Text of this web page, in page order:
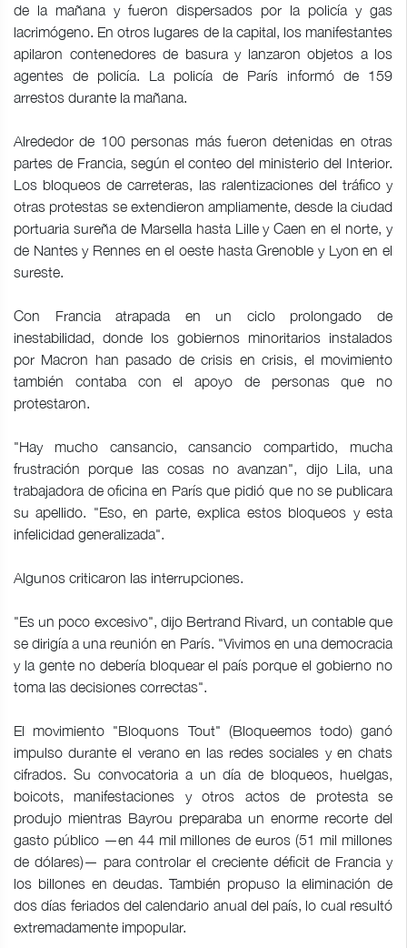
de la mañana y fueron dispersados por la policía y gas
lacrimógeno. En otros lugares de la capital, los manifestantes
apilaron contenedores de basura y lanzaron objetos a los
agentes de policía. La policía de París informó de 159
arrestos durante la mañana.
Alrededor de 100 personas más fueron detenidas en otras
partes de Francia, según el conteo del ministerio del Interior.
Los bloqueos de carreteras, las ralentizaciones del tráfico y
otras protestas se extendieron ampliamente, desde la ciudad
portuaria sureña de Marsella hasta Lille y Caen en el norte, y
de Nantes y Rennes en el oeste hasta Grenoble y Lyon en el
sureste.
Con Francia atrapada en un ciclo prolongado de
inestabilidad, donde los gobiernos minoritarios instalados
por Macron han pasado de crisis en crisis, el movimiento
también contaba con el apoyo de personas que no
protestaron.
"Hay mucho cansancio, cansancio compartido, mucha
frustración porque las cosas no avanzan", dijo Lila, una
trabajadora de oficina en París que pidió que no se publicara
su apellido. "Eso, en parte, explica estos bloqueos y esta
infelicidad generalizada".
Algunos criticaron las interrupciones.
"Es un poco excesivo", dijo Bertrand Rivard, un contable que
se dirigía a una reunión en París. "Vivimos en una democracia
y la gente no debería bloquear el país porque el gobierno no
toma las decisiones correctas".
El movimiento "Bloquons Tout" (Bloqueemos todo) ganó
impulso durante el verano en las redes sociales y en chats
cifrados. Su convocatoria a un día de bloqueos, huelgas,
boicots, manifestaciones y otros actos de protesta se
produjo mientras Bayrou preparaba un enorme recorte del
gasto público —en 44 mil millones de euros (51 mil millones
de dólares)— para controlar el creciente déficit de Francia y
los billones en deudas. También propuso la eliminación de
dos días feriados del calendario anual del país, lo cual resultó
extremadamente impopular.